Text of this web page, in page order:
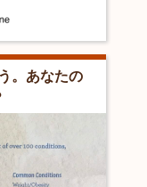
。あなたの